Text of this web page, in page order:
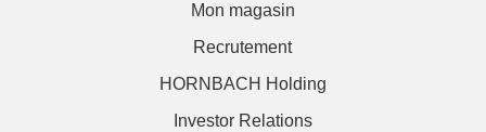
Mon magasin
Recrutement
HORNBACH Holding
Investor Relations